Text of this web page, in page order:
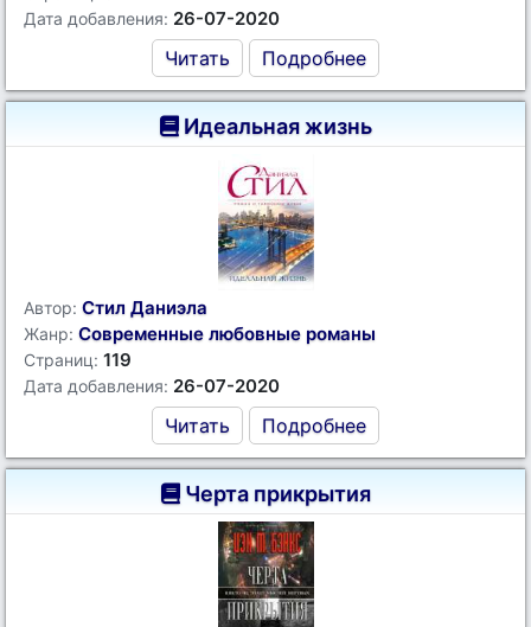
Дата добавления: 26-07-2020
Читать Подробнее
Идеальная жизнь
Автор: Стил Даниэла
Жанр: Современные любовные романы
Страниц: 119
Дата добавления: 26-07-2020
Читать Подробнее
Черта прикрытия